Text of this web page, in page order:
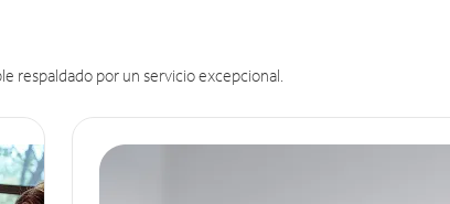
respaldado por un servicio excepcional.